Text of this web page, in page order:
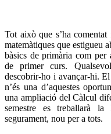
Tot això que s’ha
matemàtiques que estigueu
bàsics de primària com per
de primer curs.
descobrir-ho i avançar-hi.
n’és una d’aquestes
una ampliació del Càlcul
semestre es treballarà la
segurament, nou per a tots.